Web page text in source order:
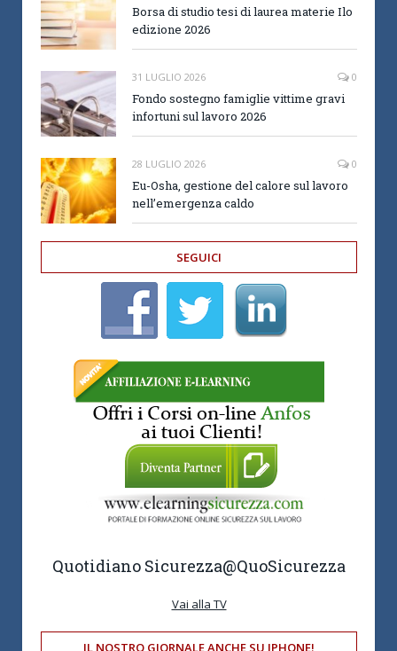
Borsa di studio tesi di laurea materie Ilo
edizione 2026
31 LUGLIO 2026 0
Fondo sostegno famiglie vittime gravi
infortuni sul lavoro 2026
28 LUGLIO 2026 0
Eu-Osha, gestione del calore sul lavoro
nell’emergenza caldo
SEGUICI
Quotidiano Sicurezza@QuoSicurezza
Vai alla TV
IL NOSTRO GIORNALE ANCHE SU IPHONE!